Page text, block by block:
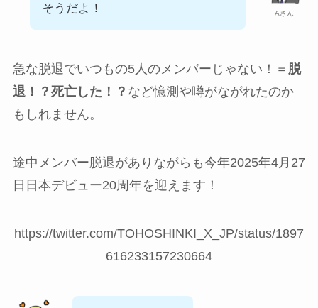
Aさん
そうだよ！
急な脱退でいつもの5人のメンバーじゃない！＝ 脱
退！？死亡した！？ など憶測や噂がながれたのか
もしれません。
途中メンバー脱退がありながらも今年2025年4月27
日日本デビュー20周年を迎えます！
https://twitter.com/TOHOSHINKI_X_JP/status/1897
616233157230664